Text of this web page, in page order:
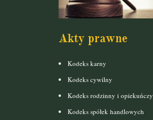
Akty prawne
Kodeks karny
Kodeks cywilny
Kodeks rodzinny i opiekuńczy
Kodeks spółek handlowych